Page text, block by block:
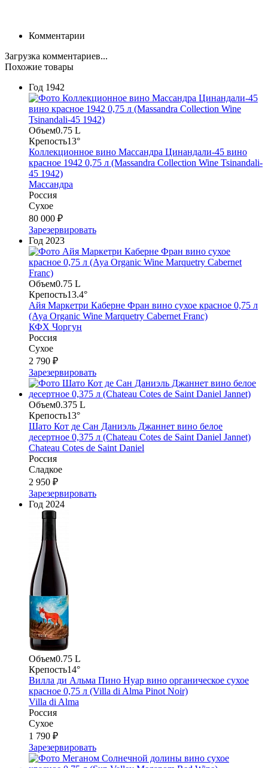
Комментарии
Загрузка комментариев...
Похожие товары
Год 1942
Объем0.75 L
Крепость13°
Коллекционное вино Массандра Цинандали-45 вино
красное 1942 0,75 л (Massandra Collection Wine Tsinandali-
45 1942)
Массандра
Россия
Сухое
80 000 ₽
Зарезервировать
Год 2023
Объем0.75 L
Крепость13.4°
Айя Маркетри Каберне Фран вино сухое красное 0,75 л
(Aya Organic Wine Marquetry Cabernet Franc)
КФХ Чоргун
Россия
Сухое
2 790 ₽
Зарезервировать
Объем0.375 L
Крепость13°
Шато Кот де Сан Даниэль Джаннет вино белое
десертное 0,375 л (Chateau Cotes de Saint Daniel Jannet)
Chateau Cotes de Saint Daniel
Россия
Сладкое
2 950 ₽
Зарезервировать
Год 2024
Объем0.75 L
Крепость14°
Вилла ди Альма Пино Нуар вино органическое сухое
красное 0,75 л (Villa di Alma Pinot Noir)
Villa di Alma
Россия
Сухое
1 790 ₽
Зарезервировать